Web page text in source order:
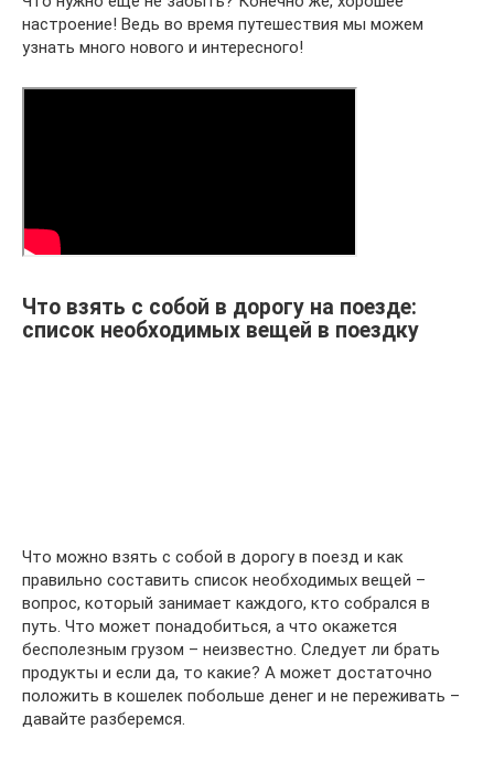
настроение! Ведь во время путешествия мы можем
узнать много нового и интересного!
Что взять с собой в дорогу на поезде:
список необходимых вещей в поездку
Что можно взять с собой в дорогу в поезд и как
правильно составить список необходимых вещей –
вопрос, который занимает каждого, кто собрался в
путь. Что может понадобиться, а что окажется
бесполезным грузом – неизвестно. Следует ли брать
продукты и если да, то какие? А может достаточно
положить в кошелек побольше денег и не переживать –
давайте разберемся.